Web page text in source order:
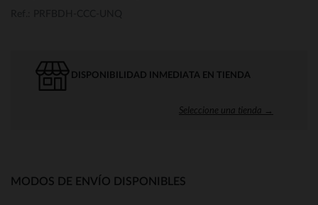
DISPONIBILIDAD INMEDIATA EN TIENDA
Seleccione una tienda →
MODOS DE ENVÍO DISPONIBLES